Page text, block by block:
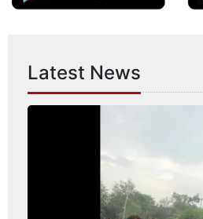
Latest News